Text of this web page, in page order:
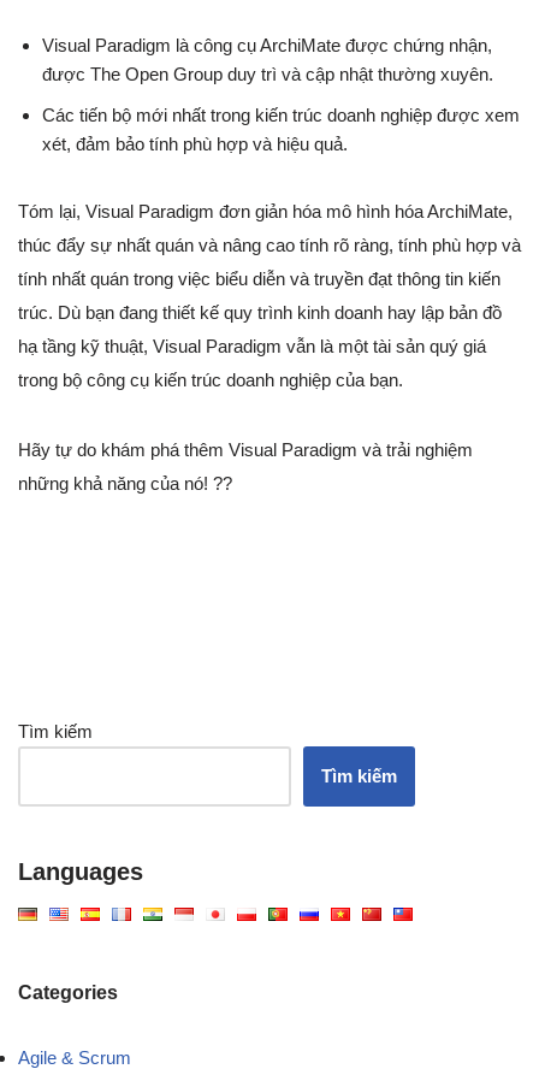
Visual Paradigm là công cụ ArchiMate được chứng nhận,
được The Open Group duy trì và cập nhật thường xuyên.
Các tiến bộ mới nhất trong kiến trúc doanh nghiệp được xem
xét, đảm bảo tính phù hợp và hiệu quả.
Tóm lại, Visual Paradigm đơn giản hóa mô hình hóa ArchiMate,
thúc đẩy sự nhất quán và nâng cao tính rõ ràng, tính phù hợp và
tính nhất quán trong việc biểu diễn và truyền đạt thông tin kiến
trúc. Dù bạn đang thiết kế quy trình kinh doanh hay lập bản đồ
hạ tầng kỹ thuật, Visual Paradigm vẫn là một tài sản quý giá
trong bộ công cụ kiến trúc doanh nghiệp của bạn.
Hãy tự do khám phá thêm Visual Paradigm và trải nghiệm
những khả năng của nó! ??
Tìm kiếm
Tìm kiếm
Languages
Categories
Agile & Scrum